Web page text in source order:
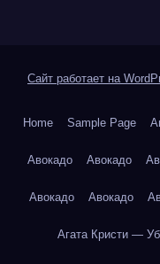
Сайт работает на
Home Sample Page
Авокадо Авокадо
Авокадо Авокадо
Агата Кристи —